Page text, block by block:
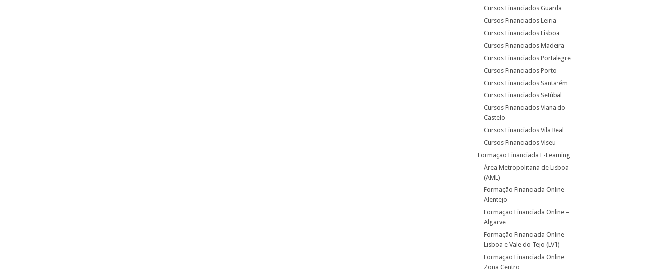
Cursos Financiados Guarda
Cursos Financiados Leiria
Cursos Financiados Lisboa
Cursos Financiados Madeira
Cursos Financiados Portalegre
Cursos Financiados Porto
Cursos Financiados Santarém
Cursos Financiados Setúbal
Cursos Financiados Viana do
Castelo
Cursos Financiados Vila Real
Cursos Financiados Viseu
Formação Financiada E-Learning
Área Metropolitana de Lisboa
(AML)
Formação Financiada Online –
Alentejo
Formação Financiada Online –
Algarve
Formação Financiada Online –
Lisboa e Vale do Tejo (LVT)
Formação Financiada Online
Zona Centro